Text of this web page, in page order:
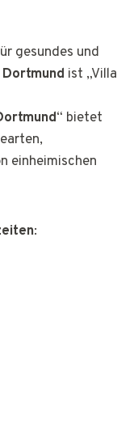
gesundes und
Dortmund ist „Villa
“ bietet
einheimischen
: